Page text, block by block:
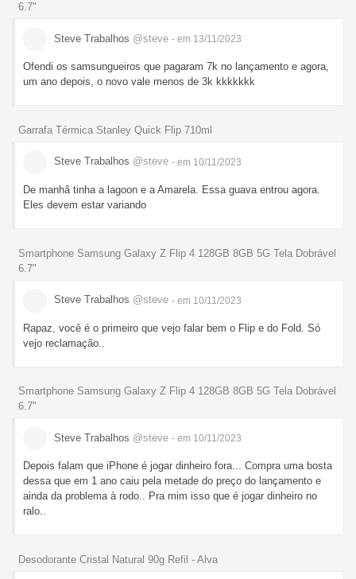
6.7"
Steve Trabalhos @steve - em 13/11/2023
Ofendi os samsungueiros que pagaram 7k no lançamento e agora,
um ano depois, o novo vale menos de 3k kkkkkkk
Garrafa Térmica Stanley Quick Flip 710ml
Steve Trabalhos @steve - em 10/11/2023
De manhã tinha a lagoon e a Amarela. Essa guava entrou agora.
Eles devem estar variando
Smartphone Samsung Galaxy Z Flip 4 128GB 8GB 5G Tela Dobrável
6.7"
Steve Trabalhos @steve - em 10/11/2023
Rapaz, você é o primeiro que vejo falar bem o Flip e do Fold. Só
vejo reclamação..
Smartphone Samsung Galaxy Z Flip 4 128GB 8GB 5G Tela Dobrável
6.7"
Steve Trabalhos @steve - em 10/11/2023
Depois falam que iPhone é jogar dinheiro fora... Compra uma bosta
dessa que em 1 ano caiu pela metade do preço do lançamento e
ainda da problema à rodo.. Pra mim isso que é jogar dinheiro no
ralo..
Desodorante Cristal Natural 90g Refil - Alva